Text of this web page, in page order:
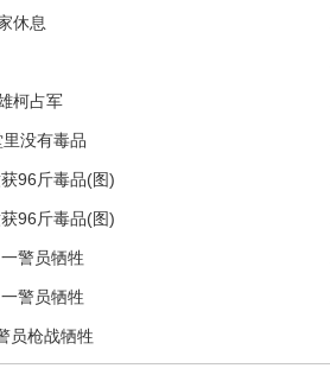
休息
柯占军
没有毒品
96斤毒品(图)
96斤毒品(图)
警员牺牲
警员牺牲
员枪战牺牲